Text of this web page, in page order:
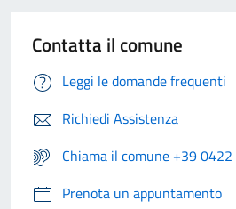
Contatta il comune
Leggi le domande frequenti
Richiedi Assistenza
Chiama il comune +39
Prenota un appuntamento